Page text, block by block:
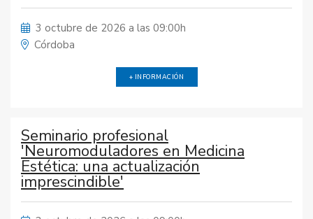
3 octubre de 2026 a las 09:00h
Córdoba
+ INFORMACIÓN
Seminario profesional
'Neuromoduladores en Medicina
Estética: una actualización
imprescindible'